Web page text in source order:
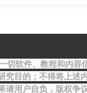
切软件、教程和内容
究目的；不得将上述
请用户自负，版权争